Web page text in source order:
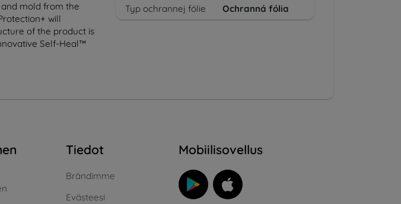
mold from the
will
of the product is
Self-Heal™
Typ ochrannej fólie
Ochranná fólia
Tiedot
Brändimme
Evästeesi
Mobiilisovellus